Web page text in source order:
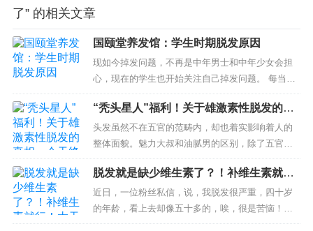
了” 的相关文章
国颐堂养发馆：学生时期脱发原因
现如今掉发问题，不再是中年男士和中年少女会担
心，现在的学生也开始关注自己掉发问题。 每当要
考试的时候，就像一场灾难来临，平时浑浑噩噩，
临时...
“秃头星人”福利！关于雄激素性脱发的真
相，今天终于整明白啦！
头发虽然不在五官的范畴内，却也着实影响着人的
整体面貌。魅力大叔和油腻男的区别，除了五官、
身材、脾性，还有头发。随着年岁增长，发际线也
逐渐走高，有时不禁产生怀疑：是最近开光太聪明
了，甚至要聪明...
脱发就是缺少维生素了？！补维生素就
行！太天真！专家为你解疑
近日，一位粉丝私信，说，我脱发很严重，四十岁
的年龄，看上去却像五十多的，唉，很是苦恼！朋
友们说掉头发就是缺维生素了，补维生素就行。不